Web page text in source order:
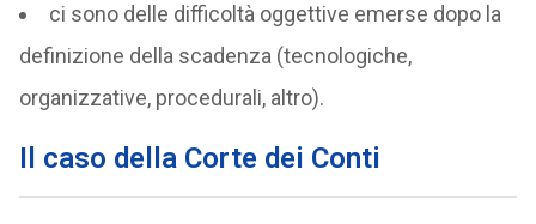
ci sono delle difficoltà oggettive emerse dopo la
definizione della scadenza (tecnologiche,
organizzative, procedurali, altro).
Il caso della Corte dei Conti